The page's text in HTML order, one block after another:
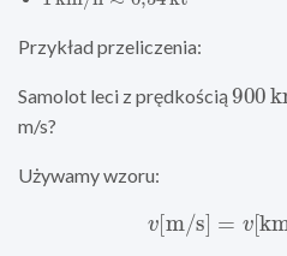
Przykład przeliczenia:
Samolot leci z prędkością
900
m/s?
Używamy wzoru:
v[m/s v[